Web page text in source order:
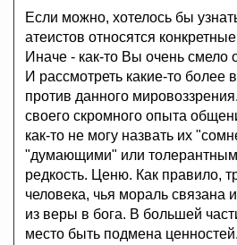
Если можно, хотелось бы
атеистов относятся
Иначе - как-то Вы очень смело
И рассмотреть какие-то более
против данного
своего скромного опыта
как-то не могу назвать их
"думающими" или
редкость. Ценю. Как правило,
человека, чья мораль связана
из веры в бога. В большей
место быть подмена ценностей.